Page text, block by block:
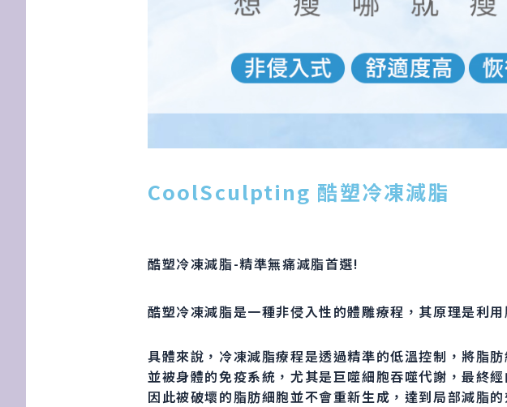
CoolSculpting 酷塑冷凍減脂
酷塑冷凍減脂-精準無痛減脂首選!
酷塑冷凍減脂是一種非侵入性的體雕療程，其原理是利
具體來說，冷凍減脂療程是透過精準的低溫控制，將脂
並被身體的免疫系統，尤其是巨噬細胞吞噬代謝，最終
因此被破壞的脂肪細胞並不會重新生成，達到局部減脂的